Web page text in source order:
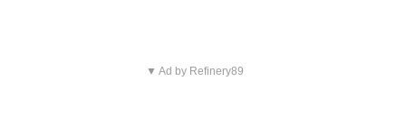
▼ Ad by Refinery89